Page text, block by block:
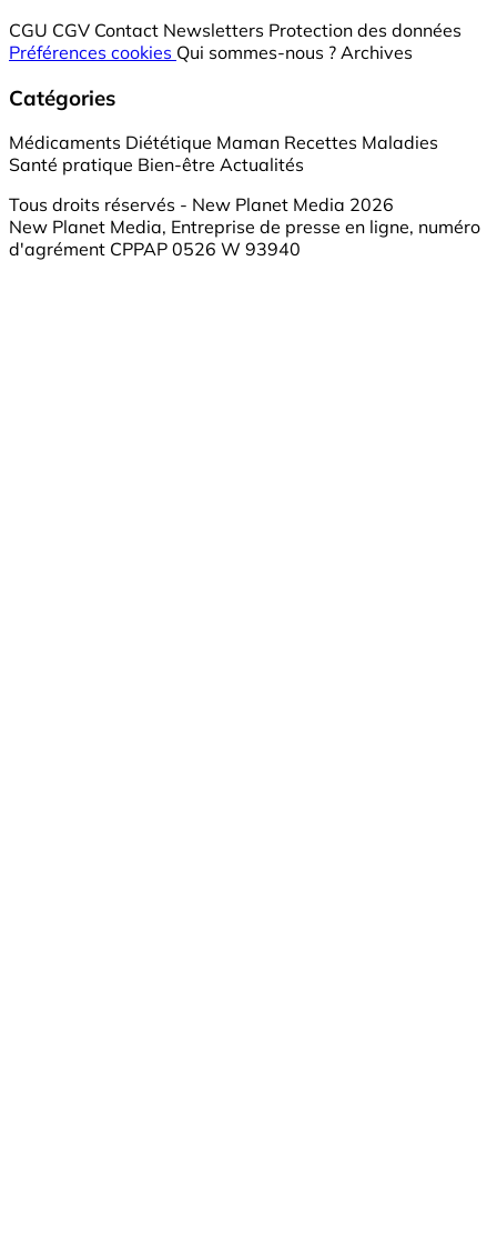
CGU CGV Contact Newsletters Protection des données
Préférences cookies Qui sommes-nous ? Archives
Catégories
Médicaments Diététique Maman Recettes Maladies
Santé pratique Bien-être Actualités
Tous droits réservés - New Planet Media 2026
New Planet Media, Entreprise de presse en ligne, numéro
d'agrément CPPAP 0526 W 93940